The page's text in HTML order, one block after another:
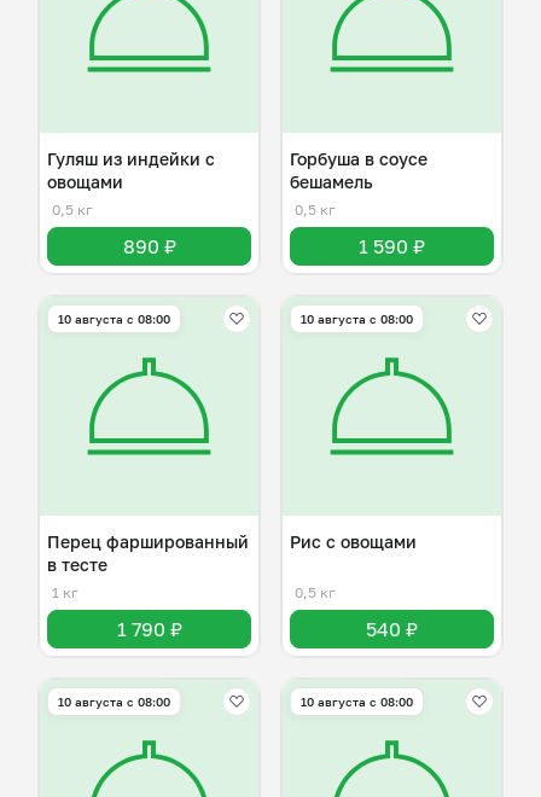
Гуляш из индейки с
овощами
0,5 кг
890 ₽
Горбуша в соусе
бешамель
0,5 кг
1 590 ₽
10 августа с 08:00
Перец фаршированный
в тесте
1 кг
1 790 ₽
10 августа с 08:00
Рис с овощами
0,5 кг
540 ₽
10 августа с 08:00 10 августа с 08:00